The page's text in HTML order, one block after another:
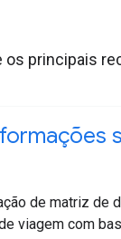
os principais
de matriz de
viagem com